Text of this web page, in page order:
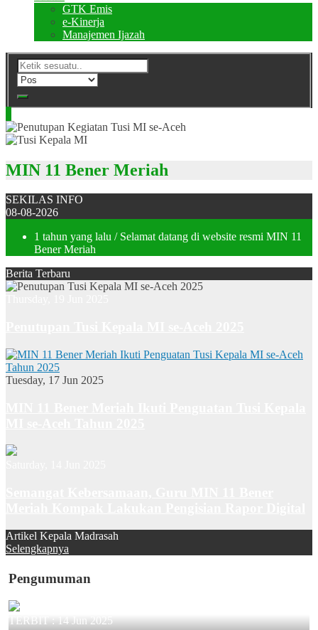
GTK Emis
e-Kinerja
Manajemen Ijazah
MIN 11 Bener Meriah
SEKILAS INFO
08-08-2026
1 tahun yang lalu / Selamat datang di website resmi MIN 11
Bener Meriah
Berita Terbaru
Tuesday, 17 Jun 2025
Artikel Kepala Madrasah
Selengkapnya
Pengumuman
TERBIT :14 Jun 2025